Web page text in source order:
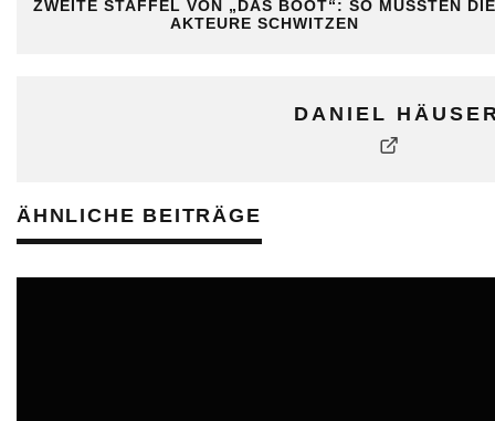
ZWEITE STAFFEL VON „DAS BOOT“: SO MUSSTEN DIE
AKTEURE SCHWITZEN
DANIEL
ÄHNLICHE BEITRÄGE